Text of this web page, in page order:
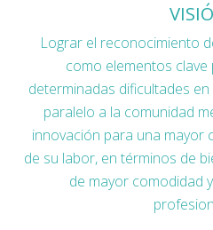
Lograr el reconocimiento
como elementos
determinadas dificultades
paralelo a la comunidad
innovación para una mayor
de su labor, en términos de
de mayor comodidad